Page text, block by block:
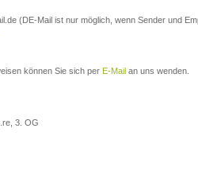
(DE-Mail ist nur möglich, wenn Sender und
können Sie sich per E-Mail an uns wenden.
3. OG